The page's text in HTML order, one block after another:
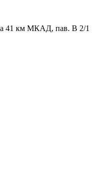
41 км МКАД, пав. В 2/1